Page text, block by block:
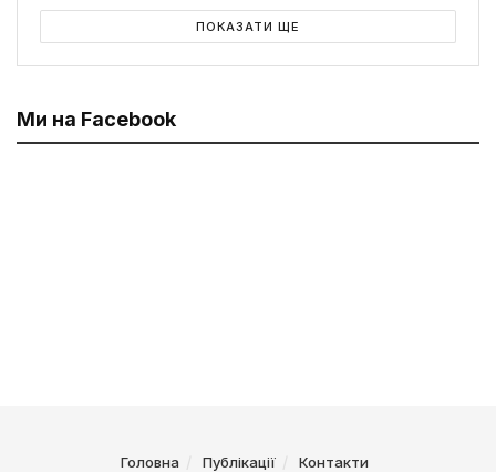
ПОКАЗАТИ ЩЕ
Ми на Facebook
Головна Публікації Контакти